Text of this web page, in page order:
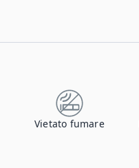
Vietato fumare